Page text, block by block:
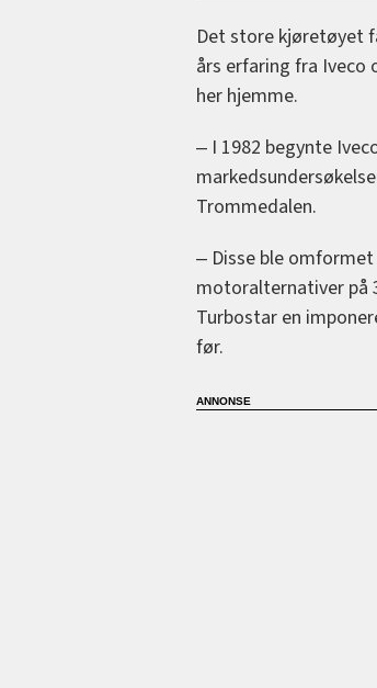
Det store kjøretøyet
års erfaring fra Iveco
her hjemme.
‒ I 1982 begynte
Trommedalen.
‒ Disse ble
motoralternativer på
Turbostar en
før.